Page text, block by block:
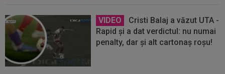
VIDEO
Cristi Balaj a văzut UTA -
Rapid și a dat verdictul: nu numai
penalty, dar și alt cartonaș roșu!